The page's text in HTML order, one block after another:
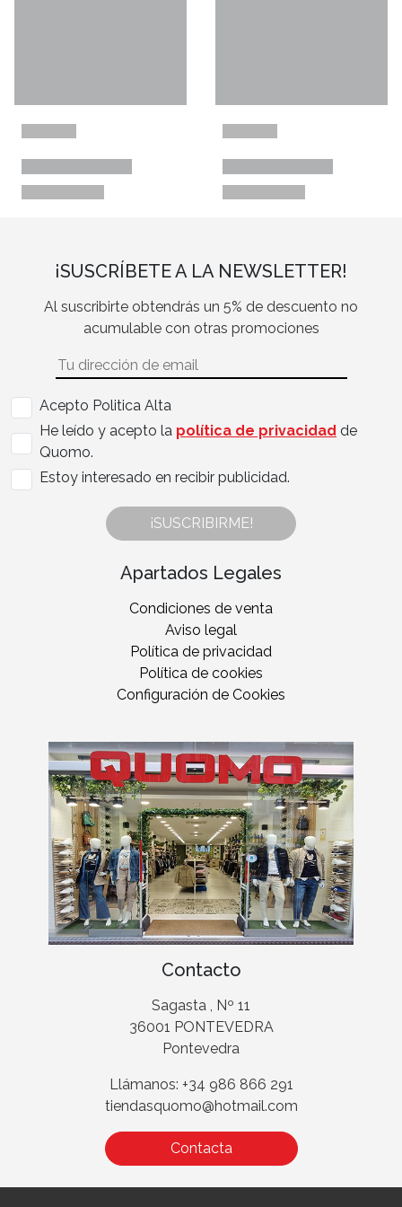
¡SUSCRÍBETE A LA NEWSLETTER!
Al suscribirte obtendrás un 5% de descuento no
acumulable con otras promociones
Acepto Politica Alta
He leído y acepto la política de privacidad de
Quomo.
Estoy interesado en recibir publicidad.
¡SUSCRIBIRME!
Apartados Legales
Condiciones de venta
Aviso legal
Política de privacidad
Política de cookies
Configuración de Cookies
Contacto
Sagasta , Nº 11
36001 PONTEVEDRA
Pontevedra
Llámanos: +34 986 866 291
tiendasquomo@hotmail.com
Contacta